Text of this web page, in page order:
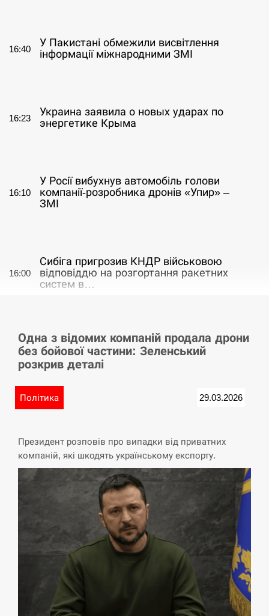
16:40
У Пакистані обмежили висвітлення
інформації міжнародними ЗМІ
16:23
Украина заявила о новых ударах по
энергетике Крыма
16:10
У Росії вибухнув автомобіль голови
компанії-розробника дронів «Упир» –
ЗМІ
16:00
Сибіга пригрозив КНДР військовою
відповіддю на розгортання ракетних
систем в…
15:53
Баллистическая атака РФ уничтожила
логистический комплекс PUMA
У Німеччині удар блискавки розділив
СЕРПЕНЬ
Пытки военнообязанного на
Закарпатье: работнику ТЦК грозит
СЕРПЕНЬ
Іспанія попросила партнерів не
критикувати Марокко через міграційну
кризу –…
СЕРПЕНЬ
Одна з відомих компаній продала дрони
без бойової частини: Зеленський
розкрив деталі
Політика 29.03.2026
Президент розповів про випадки від приватних
компаній, які шкодять українському експорту.